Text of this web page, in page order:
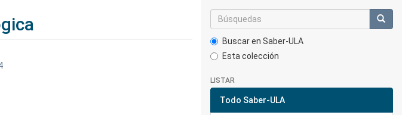
Buscar en Saber-ULA
Esta colección
LISTAR
Todo Saber-ULA